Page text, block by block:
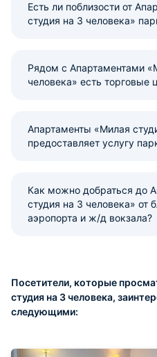
Есть ли поблизости от
студия на 3 человека»
Рядом с Апартаментами
человека» есть торговые
Апартаменты «Милая
предоставляет услугу
Как можно добраться до
студия на 3 человека» от
аэропорта и ж/д вокзала?
Посетители, которые
студия на 3 человека,
следующими: